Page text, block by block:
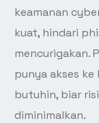
keamanan
kuat, hindari
mencurigakan.
punya akses
butuhin, biar
diminimalkan.